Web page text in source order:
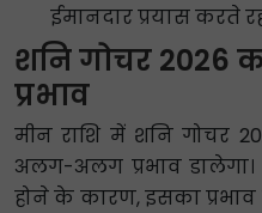
ईमानदार प्रयास करते
शनि गोचर 2026
प्रभाव
मीन राशि में शनि गोचर
अलग-अलग प्रभाव
होने के कारण, इसका